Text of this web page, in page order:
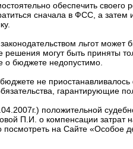
обеспечить
сначала в ФСС, а затем
льгот
могут быть приняты
о бюджете недопустимо.
не приостанавливалось
гарантирующие
положительной
П.И. о компенсации затрат
посмотреть на Сайте «Особое